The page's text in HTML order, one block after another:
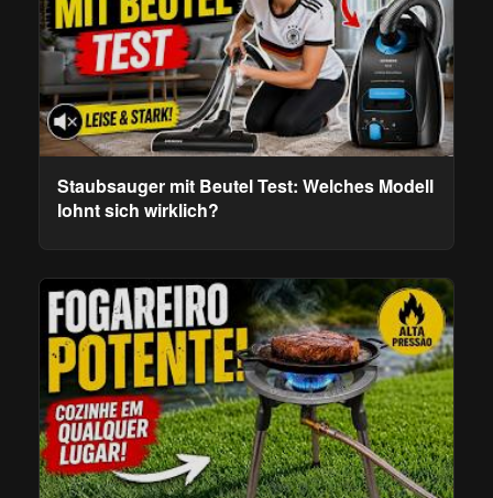
Staubsauger mit Beutel Test: Welches Modell
lohnt sich wirklich?